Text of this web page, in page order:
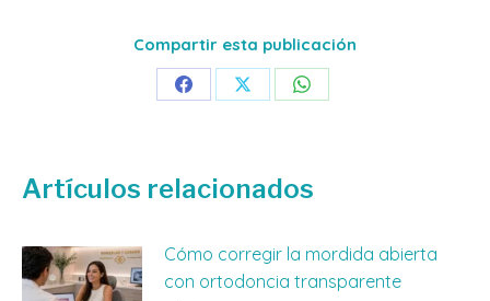
Compartir esta publicación
Share Share Share
Artículos relacionados
Cómo corregir la mordida abierta
con ortodoncia transparente